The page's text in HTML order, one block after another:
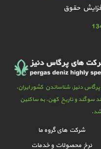
حقوق
دنیز، شناساندن کشور ایران،
سوگند و تاریخ کهن، به ساکنین
شرکت های گروه ما
نرخ محصولات و خدمات